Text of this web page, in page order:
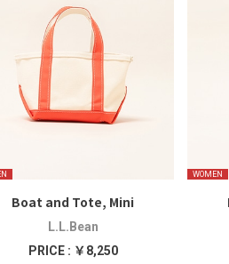
Boat and Tote, Mini
L.L.Bean
PRICE : ￥8,250
WOMEN